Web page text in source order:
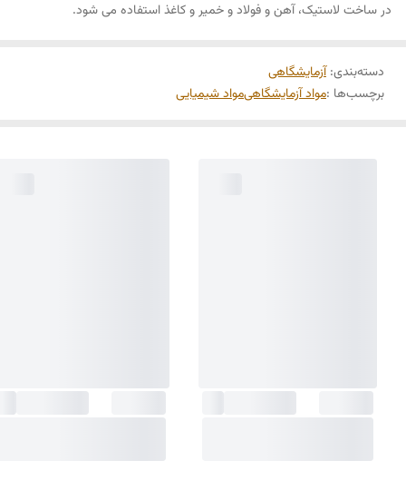
در ساخت لاستیک، آهن و فولاد و خمیر و کاغذ استفاده می شود.
دسته‌بندی:آزمایشگاهی
برچسب‌ها :مواد آزمایشگاهیمواد شیمیایی